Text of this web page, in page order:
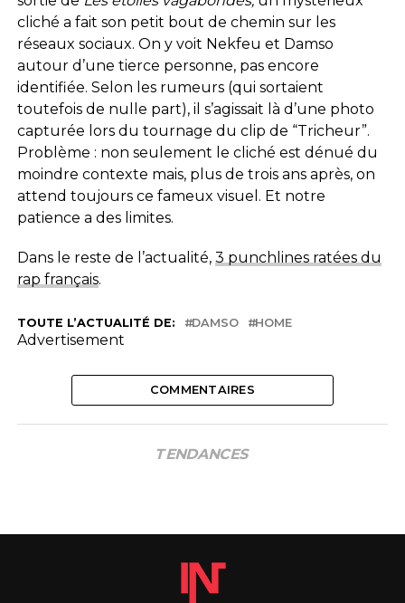
cliché a fait son petit bout de chemin sur les
réseaux sociaux. On y voit Nekfeu et Damso
autour d’une tierce personne, pas encore
identifiée. Selon les rumeurs (qui sortaient
toutefois de nulle part), il s’agissait là d’une photo
capturée lors du tournage du clip de “Tricheur”.
Problème : non seulement le cliché est dénué du
moindre contexte mais, plus de trois ans après, on
attend toujours ce fameux visuel. Et notre
patience a des limites.
Dans le reste de l’actualité, 3 punchlines ratées du
rap français.
TOUTE L’ACTUALITÉ DE: DAMSO HOME
Advertisement
COMMENTAIRES
TENDANCES